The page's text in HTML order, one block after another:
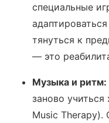
специальные
тянуться к
— это
Музыка и ритм:
заново
Music Therapy).